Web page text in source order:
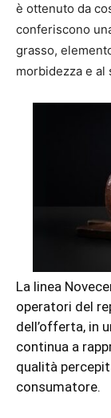
è ottenuto da
conferiscono
grasso,
morbidezza e al
La linea
operatori del
dell’offerta, in
continua a
qualità
consumatore.